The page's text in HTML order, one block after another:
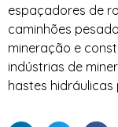
espaçadores de
caminhões
mineração e
indústrias de
hastes hidráulicas